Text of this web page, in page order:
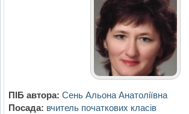
ПІБ автора: Сень Альона Анатоліївна
Посада: вчитель початкових класів